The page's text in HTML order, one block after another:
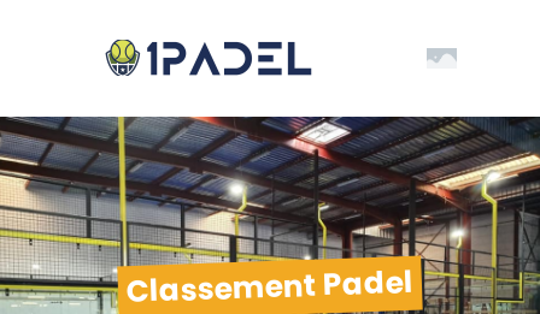
Classement Padel